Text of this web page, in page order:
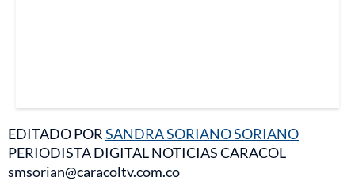
EDITADO PORSANDRA SORIANO SORIANO
PERIODISTA DIGITAL NOTICIAS CARACOL
smsorian@caracoltv.com.co